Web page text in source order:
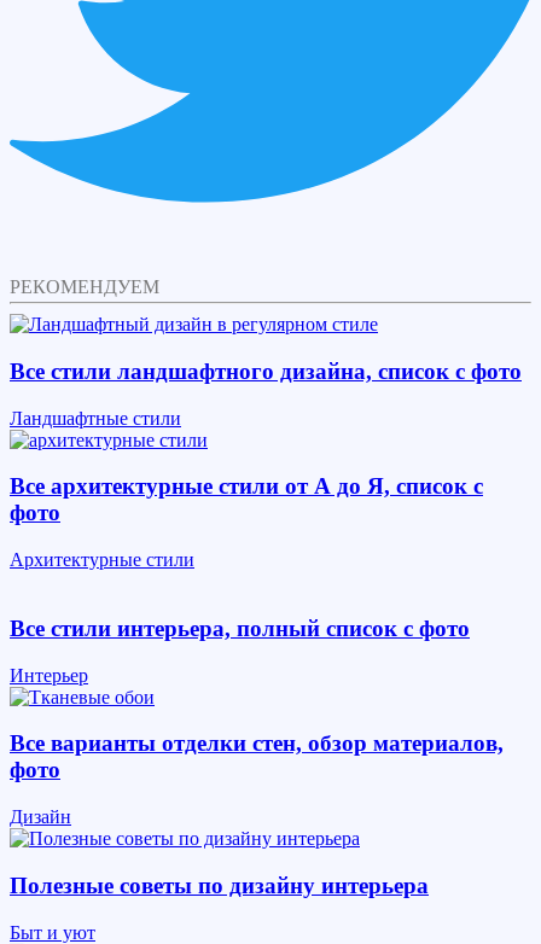
РЕКОМЕНДУЕМ
Все стили ландшафтного дизайна, список с фото
Ландшафтные стили
Все архитектурные стили от А до Я, список с
фото
Архитектурные стили
Все стили интерьера, полный список с фото
Интерьер
Все варианты отделки стен, обзор материалов,
фото
Дизайн
Полезные советы по дизайну интерьера
Быт и уют